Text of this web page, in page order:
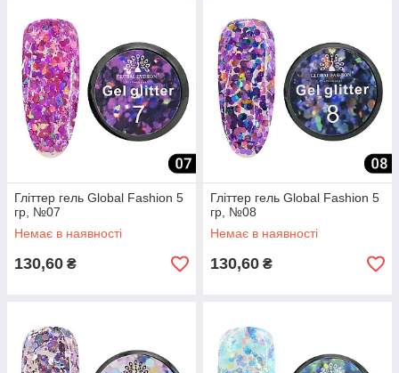
Гліттер гель Global Fashion 5
гр, №07
Немає в наявності
130,60 ₴
Гліттер гель Global Fashion 5
гр, №08
Немає в наявності
130,60 ₴